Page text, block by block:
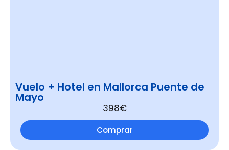
Vuelo + Hotel en Mallorca Puente de
Mayo
398€
Comprar